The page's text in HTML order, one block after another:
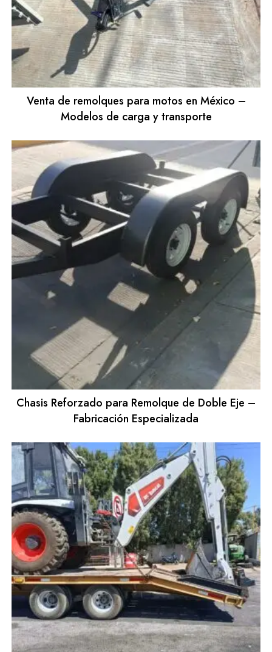
Venta de remolques para motos en México –
Modelos de carga y transporte
Chasis Reforzado para Remolque de Doble Eje –
Fabricación Especializada